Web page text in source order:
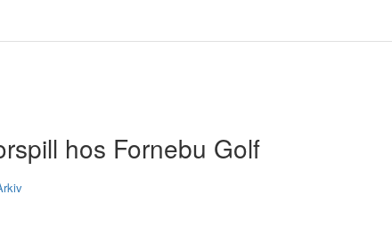
hos Fornebu Golf